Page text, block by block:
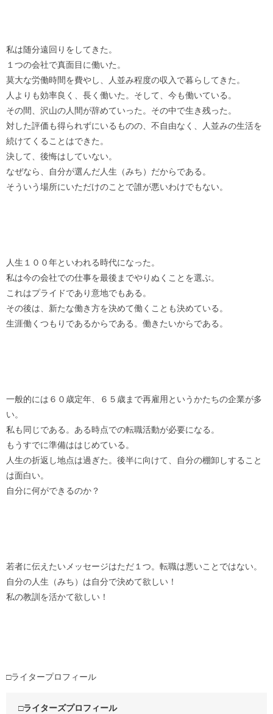
私は随分遠回りをしてきた。
１つの会社で真面目に働いた。
莫大な労働時間を費やし、人並み程度の収入で暮らしてきた。
人よりも効率良く、長く働いた。そして、今も働いている。
その間、沢山の人間が辞めていった。その中で生き残った。
対した評価も得られずにいるものの、不自由なく、人並みの生活を
続けてくることはできた。
決して、後悔はしていない。
なぜなら、自分が選んだ人生（みち）だからである。
そういう場所にいただけのことで誰が悪いわけでもない。
人生１００年といわれる時代になった。
私は今の会社での仕事を最後までやりぬくことを選ぶ。
これはプライドであり意地でもある。
その後は、新たな働き方を決めて働くことも決めている。
生涯働くつもりであるからである。働きたいからである。
一般的には６０歳定年、６５歳まで再雇用というかたちの企業が多
い。
私も同じである。ある時点での転職活動が必要になる。
もうすでに準備ははじめている。
人生の折返し地点は過ぎた。後半に向けて、自分の棚卸しすること
は面白い。
自分に何ができるのか？
若者に伝えたいメッセージはただ１つ。転職は悪いことではない。
自分の人生（みち）は自分で決めて欲しい！
私の教訓を活かて欲しい！
□ライタープロフィール
□ライターズプロフィール